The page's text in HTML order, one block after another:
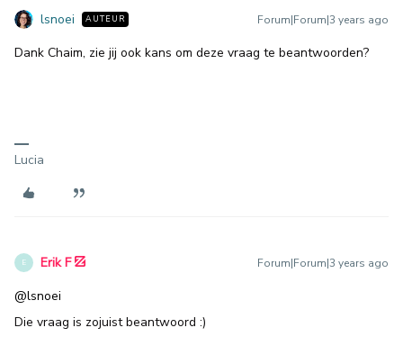
lsnoei AUTEUR Forum|Forum|3 years ago
Dank Chaim, zie jij ook kans om deze vraag te beantwoorden?
Lucia
E Erik F Forum|Forum|3 years ago
@lsnoei
Die vraag is zojuist beantwoord :)